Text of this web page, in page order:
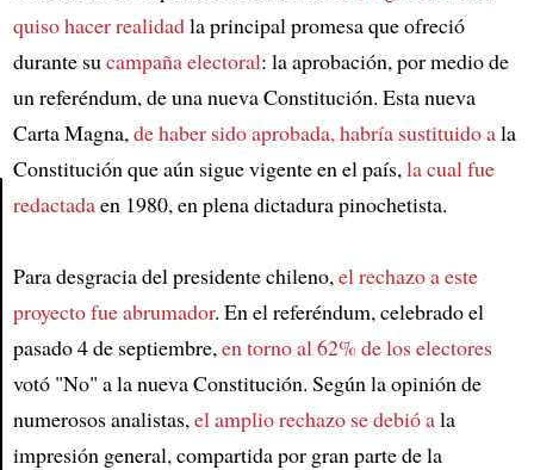
quiso hacer realidadla principal promesa que ofreció
durante sucampaña electoral: la aprobación, por medio de
un referéndum, de una nueva Constitución. Esta nueva
Carta Magna,de haber sido aprobada, habría sustituido ala
Constitución que aún sigue vigente en el país,la cual fue
redactadaen 1980, en plena dictadura pinochetista.
Para desgracia del presidente chileno,el rechazo a este
proyecto fue abrumador. En el referéndum, celebrado el
pasado 4 de septiembre,en torno al 62% de los electores
votó "No" a la nueva Constitución. Según la opinión de
numerosos analistas,el amplio rechazo se debió ala
impresión general, compartida por gran parte de la